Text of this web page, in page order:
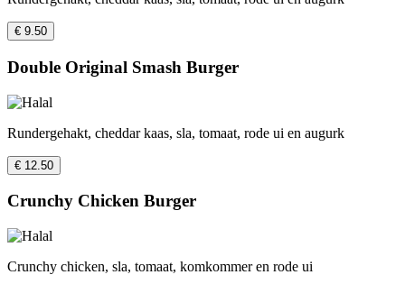
€ 9.50
Double Original Smash Burger
Rundergehakt, cheddar kaas, sla, tomaat, rode ui en augurk
€ 12.50
Crunchy Chicken Burger
Crunchy chicken, sla, tomaat, komkommer en rode ui